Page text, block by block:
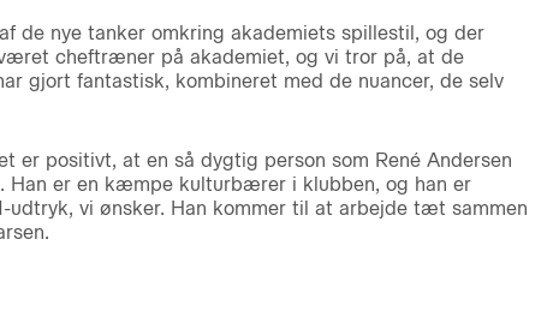
de nye tanker omkring akademiets spillestil, og der
cheftræner på akademiet, og vi tror på, at de
gjort fantastisk, kombineret med de nuancer, de selv
er positivt, at en så dygtig person som René Andersen
er en kæmpe kulturbærer i klubben, og han er
vi ønsker. Han kommer til at arbejde tæt sammen